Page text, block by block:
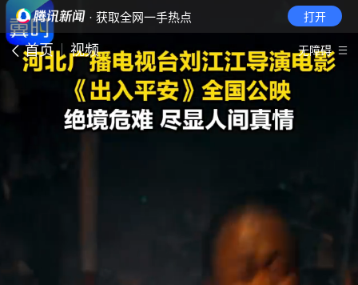
· 获取全网一手热点 打开
首页 视频 无障碍